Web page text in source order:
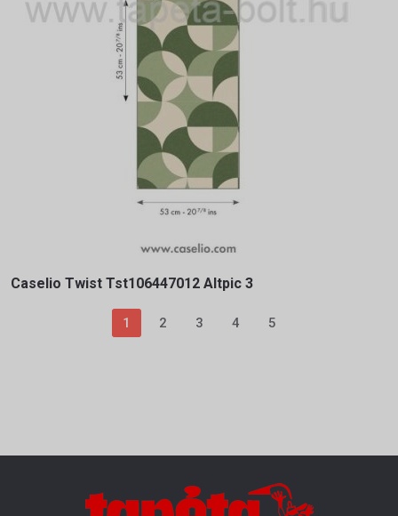
Caselio Twist Tst106447012 Altpic 3
1 2 3 4 5